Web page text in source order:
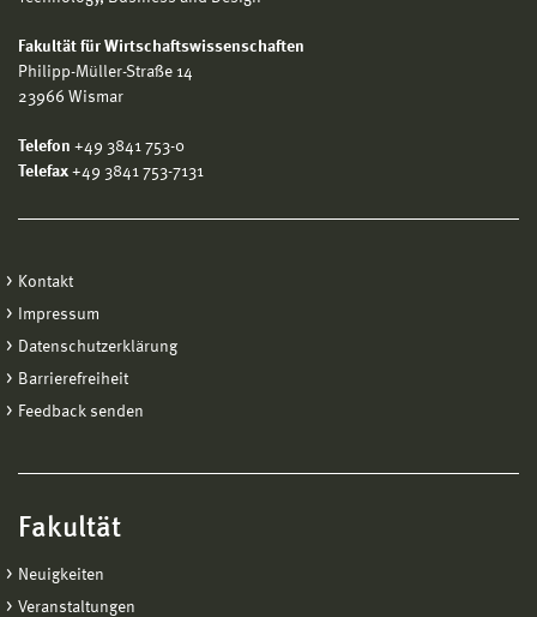
Fakultät für Wirtschaftswissenschaften
Philipp-Müller-Straße 14
23966 Wismar
Telefon +49 3841 753-0
Telefax +49 3841 753-7131
Kontakt
Impressum
Datenschutzerklärung
Barrierefreiheit
Feedback senden
Fakultät
Neuigkeiten
Veranstaltungen